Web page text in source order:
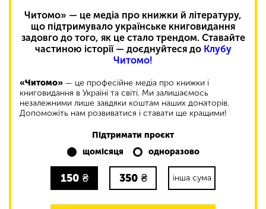
Читомо» — це медіа про книжки й літературу,
що підтримувало українське книговидання
задовго до того, як це стало трендом. Ставайте
частиною історії — доєднуйтеся до Клубу
Читомо!
«Читомо» — це професійне медіа про книжки і
книговидання в Україні та світі. Ми залишаємось
незалежними лише завдяки коштам наших донаторів.
Допоможіть нам розвиватися і ставати ще кращими!
Підтримати проєкт
щомісяця
одноразово
150 ₴ 350 ₴ інша сума